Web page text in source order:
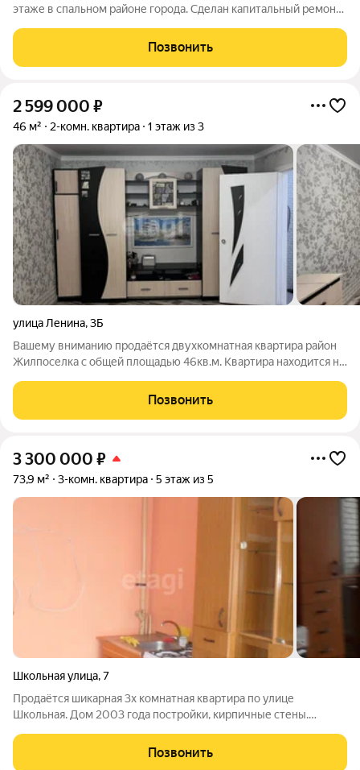
этаже в спальном районе города. Сделан капитальный ремонт
полы. Потолки натяжные, окна пластиковые. Санузел
раздельный. Из мебели
Позвонить
2 599 000 ₽
46 м² 2-комн. квартира 1 этаж из 3
улица Ленина,3Б
Вашему вниманию продаётся двухкомнатная квартира район
Жилпоселка с общей площадью 46кв.м. Квартира находится на
косметический ремонт. Окна пластиковые. полы ленолиум,
имеется балкон застекленный.
Позвонить
3 300 000 ₽
73,9 м² 3-комн. квартира 5 этаж из 5
Школьная улица,7
Продаётся шикарная 3х комнатная квартира по улице
Школьная. Дом 2003 года постройки, кирпичные стены.
выполнен косметический ремонт: полы- линолеум, стены
выровнены - обои. Окна - частично
Позвонить